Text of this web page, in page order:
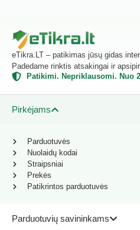
eTikra.LT – patikimas jūsų gidas
Padedame rinktis atsakingai ir
Patikimi. Nepriklausomi. Nuo
Pirkėjams
Parduotuvių savininkams
Parduotuvės
Nuolaidų kodai
Straipsniai
Prekės
Patikrintos parduotuvės